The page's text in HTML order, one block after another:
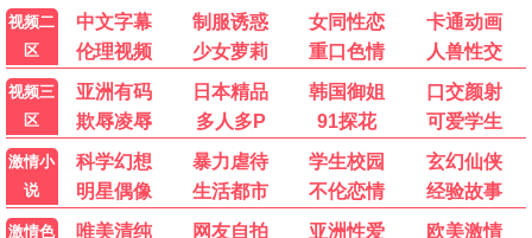
末日防线 暗夜行者